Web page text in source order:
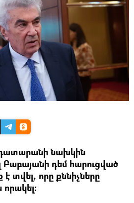
նախկին
դեմ հարուցված
է տվել, որը քննիչները